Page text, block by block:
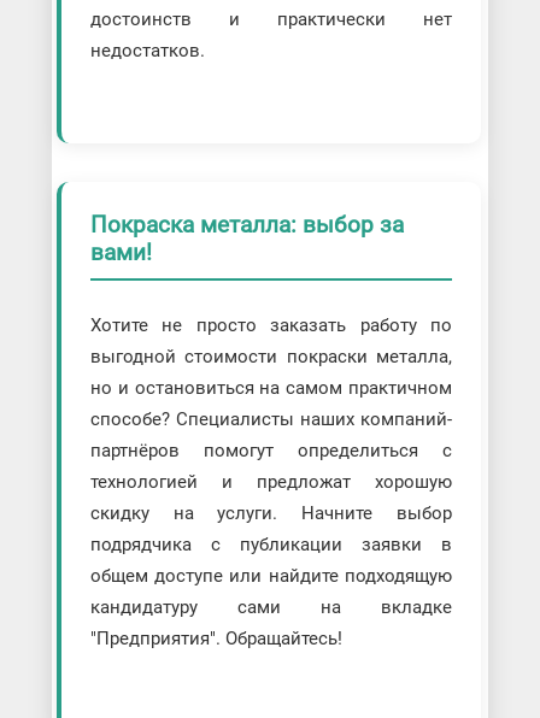
достоинств и практически нет
недостатков.
Покраска металла: выбор за
вами!
Хотите не просто заказать работу по
выгодной стоимости покраски металла,
но и остановиться на самом практичном
способе? Специалисты наших компаний-
партнёров помогут определиться с
технологией и предложат хорошую
скидку на услуги. Начните выбор
подрядчика с публикации заявки в
общем доступе или найдите подходящую
кандидатуру сами на вкладке
"Предприятия". Обращайтесь!